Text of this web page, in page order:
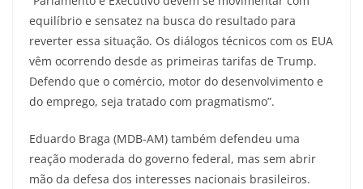
equilíbrio e sensatez na busca do resultado para
reverter essa situação. Os diálogos técnicos com os EUA
vêm ocorrendo desde as primeiras tarifas de Trump.
Defendo que o comércio, motor do desenvolvimento e
do emprego, seja tratado com pragmatismo”.
Eduardo Braga (MDB-AM) também defendeu uma
reação moderada do governo federal, mas sem abrir
mão da defesa dos interesses nacionais brasileiros.